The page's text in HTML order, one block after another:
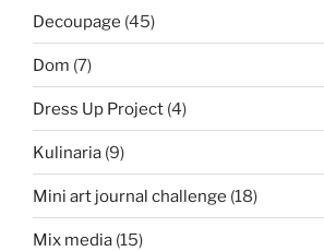
Decoupage (45)
Dom (7)
Dress Up Project (4)
Kulinaria (9)
Mini art journal challenge (18)
Mix media (15)